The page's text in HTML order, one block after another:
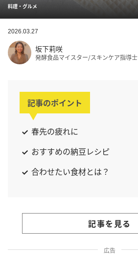
料理・グルメ
2026.03.27
坂下莉咲
発酵食品マイスター/スキンケア指導士
記事のポイント
春先の疲れに
おすすめの納豆レシピ
合わせたい食材とは？
記事を見る
広告